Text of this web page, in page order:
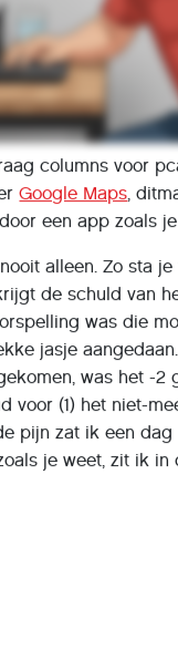
columns voor
Google Maps,
een app zoals
alleen. Zo sta
de schuld van
was die
jasje
was het -2
voor (1) het niet-
pijn zat ik een
je weet, zit ik